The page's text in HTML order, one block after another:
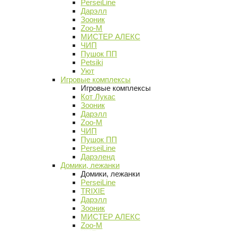
PerseiLine
Дарэлл
Зооник
Zoo-M
МИСТЕР АЛЕКС
ЧИП
Пушок ПП
Petsiki
Уют
Игровые комплексы
Игровые комплексы
Кот Лукас
Зооник
Дарэлл
Zoo-M
ЧИП
Пушок ПП
PerseiLine
Дарэленд
Домики, лежанки
Домики, лежанки
PerseiLine
TRIXIE
Дарэлл
Зооник
МИСТЕР АЛЕКС
Zoo-M